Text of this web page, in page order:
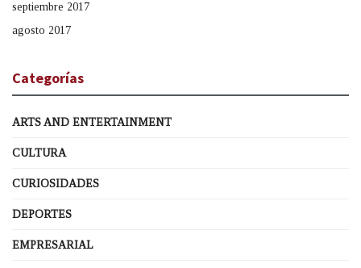
septiembre 2017
agosto 2017
Categorías
ARTS AND ENTERTAINMENT
CULTURA
CURIOSIDADES
DEPORTES
EMPRESARIAL